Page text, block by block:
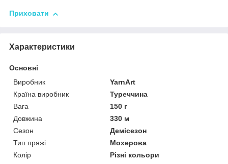
Приховати
Характеристики
Основні
Виробник
YarnArt
Країна виробник
Туреччина
Вага
150 г
Довжина
330 м
Сезон
Демісезон
Тип пряжі
Мохерова
Колір
Різні кольори